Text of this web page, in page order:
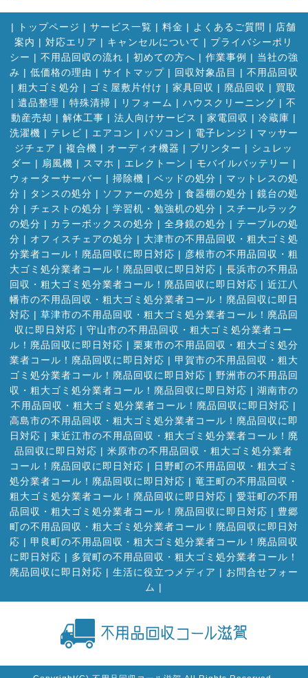
| トップページ | サービス一覧 | 料金 | よくあるご質問 | 店舗
案内 | 対応エリア | キャンセルについて | プライバシーポリ
シー | 不用品回収の流れ | 初めての方へ | 作業事例 | 当社の強
み | 低価格の理由 | サイトマップ| 回収対象品目 | 不用品回収
| 粗大ゴミ処分 | ゴミ屋敷片付け | 家具回収 | 廃品回収 | 買取
| 遺品整理 | 特殊清掃 | リフォーム | ハウスクリーニング | 不
動産売却 | 解体工事 | 法人向けサービス | 家電回収 | 冷蔵庫 |
洗濯機 | テレビ | エアコン | パソコン | 電子レンジ | マッサー
ジチェア | 複合機 | オーディオ機器 | プリンター | シュレッ
ダー | 扇風機 | スマホ | エレクトーン | モバイルバッテリー |
ウォーターサーバー | 掃除機 | ベッドの処分 | マットレスの処
分 | タンスの処分 | ソファーの処分 | 食器棚の処分 | 鏡台の処
分 | チェストの処分 | 学習机・勉強机の処分 | スチールラック
の処分 | カラーボックスの処分 | 全身鏡の処分 | テーブルの処
分 | オフィスチェアの処分 | 大津市の不用品回収・粗大ゴミ処
分業者コール！廃品回収に即日対応 | 彦根市の不用品回収・粗
大ゴミ処分業者コール！廃品回収に即日対応 | 長浜市の不用品
回収・粗大ゴミ処分業者コール！廃品回収に即日対応 | 近江八
幡市の不用品回収・粗大ゴミ処分業者コール！廃品回収に即日
対応 | 草津市の不用品回収・粗大ゴミ処分業者コール！廃品回
収に即日対応 | 守山市の不用品回収・粗大ゴミ処分業者コー
ル！廃品回収に即日対応 | 栗東市の不用品回収・粗大ゴミ処分
業者コール！廃品回収に即日対応 | 甲賀市の不用品回収・粗大
ゴミ処分業者コール！廃品回収に即日対応 | 野洲市の不用品回
収・粗大ゴミ処分業者コール！廃品回収に即日対応 | 湖南市の
不用品回収・粗大ゴミ処分業者コール！廃品回収に即日対応 |
高島市の不用品回収・粗大ゴミ処分業者コール！廃品回収に即
日対応 | 東近江市の不用品回収・粗大ゴミ処分業者コール！廃
品回収に即日対応 | 米原市の不用品回収・粗大ゴミ処分業者
コール！廃品回収に即日対応 | 日野町の不用品回収・粗大ゴミ
処分業者コール！廃品回収に即日対応 | 竜王町の不用品回収・
粗大ゴミ処分業者コール！廃品回収に即日対応 | 愛荘町の不用
品回収・粗大ゴミ処分業者コール！廃品回収に即日対応 | 豊郷
町の不用品回収・粗大ゴミ処分業者コール！廃品回収に即日対
応 | 甲良町の不用品回収・粗大ゴミ処分業者コール！廃品回収
に即日対応 | 多賀町の不用品回収・粗大ゴミ処分業者コール！
廃品回収に即日対応 | 生活に役立つメディア | お問合せフォー
ム |